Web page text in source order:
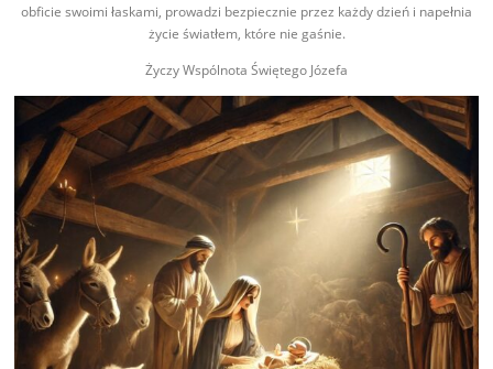
obficie swoimi łaskami, prowadzi bezpiecznie przez każdy dzień i napełnia
życie światłem, które nie gaśnie.
Życzy Wspólnota Świętego Józefa